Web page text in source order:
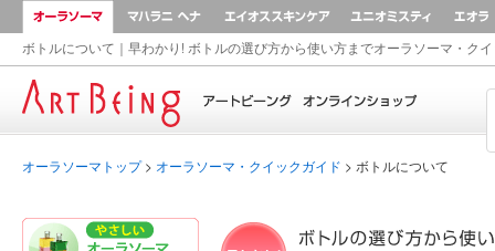
ボトルについて｜早わかり! ボトルの選び方から使い方までオーラソーマ・ク
オーラソーマ マハラニ ヘナ AEOS ユニ
オーラソーマトップ> オーラソーマ・クイックガイド > ボトルについて
やさしいオーラソーマ入門ガイド